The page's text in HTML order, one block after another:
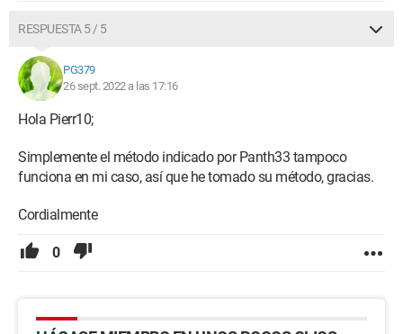
RESPUESTA 5 / 5
PG379
26 sept. 2022 a las 17:16
Hola Pierr10;
Simplemente el método indicado por Panth33 tampoco
funciona en mi caso, así que he tomado su método, gracias.
Cordialmente
0